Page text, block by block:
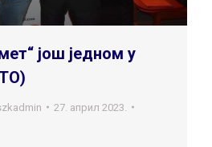
још једном у
27. април 2023.